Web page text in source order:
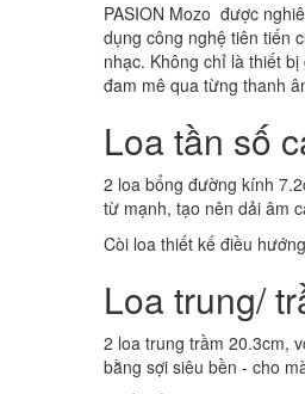
PASION Mozo được
dụng công nghệ tiên tiến
nhạc. Không chỉ là thiết
đam mê qua từng thanh
Loa tần số
2 loa bổng đường kính
từ mạnh, tạo nên dải âm
Còi loa thiết kế điều
Loa trung/
2 loa trung trầm 20.3cm,
bằng sợi siêu bền - cho